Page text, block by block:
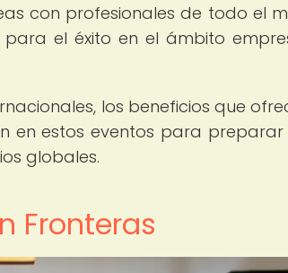
con profesionales de todo el
el éxito en el ámbito
los beneficios que
en estos eventos para
globales.
Fronteras